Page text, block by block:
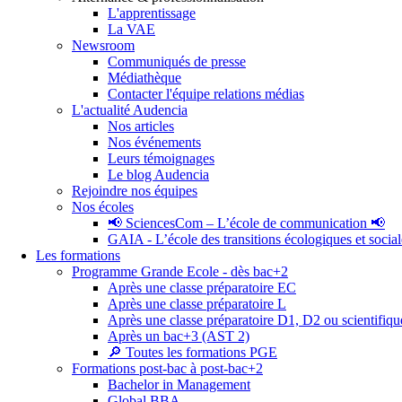
L'apprentissage
La VAE
Newsroom
Communiqués de presse
Médiathèque
Contacter l'équipe relations médias
L'actualité Audencia
Nos articles
Nos événements
Leurs témoignages
Le blog Audencia
Rejoindre nos équipes
Nos écoles
📢 SciencesCom – L’école de communication 📢
GAIA - L’école des transitions écologiques et
Les formations
Programme Grande Ecole - dès bac+2
Après une classe préparatoire EC
Après une classe préparatoire L
Après une classe préparatoire D1, D2 ou
Après un bac+3 (AST 2)
🔎 Toutes les formations PGE
Formations post-bac à post-bac+2
Bachelor in Management